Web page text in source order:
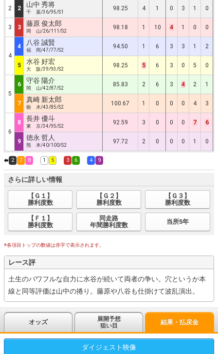
2 2 山中 秀将
千 葉/36/95/S1
98.25 4 1 0 3 1 0
3 3 藤原 俊太郎
岡 山/26/111/S2
98.18 1 10 4 1 0 0
4
4 八谷 誠賢
福 岡/47/77/S2
94.50 1 6 3 3 1 2
5 水谷 好宏
大 阪/39/93/S2
98.25 5 6 3 0 5 0
5
6 守谷 陽介
岡 山/42/87/S2
85.83 2 6 3 4 2 1
7 真崎 新太郎
栃 木/43/85/S2
100.67 1 0 0 0 4 3
6
8 長井 優斗
東 京/34/95/S2
92.59 3 0 0 0 7 6
9 徳永 哲人
熊 本/40/100/S2
97.72 2 0 0 0 1 0
2 7 8 1 5 3 6 4 9
さらに詳しい情報
【Ｇ１】
勝利度数
【Ｇ２】
勝利度数
【Ｇ３】
勝利度数
【Ｆ１】
勝利度数
同走路
年間勝利度数
当所5年
※各項目トップの数値は赤字で表示されます。
レース評
土生のパワフルな自力に水谷が続いて両者の争い。穴というか本
線と同等評価は山中の捲り。藤原や八谷も仕掛けて波乱演出。
オッズ
展開予想
狙い目
結果・払戻金
ダイジェスト映像